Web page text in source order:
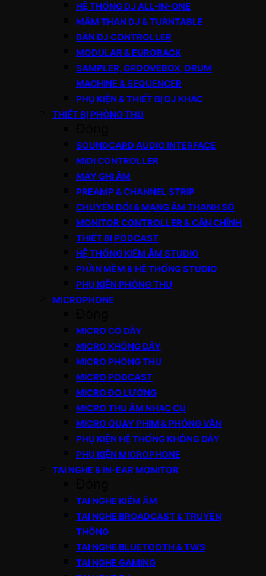
HỆ THỐNG DJ ALL-IN-ONE
MÂM THAN DJ & TURNTABLE
BÀN DJ CONTROLLER
MODULAR & EURORACK
SAMPLER, GROOVEBOX, DRUM
MACHINE & SEQUENCER
PHỤ KIỆN & THIẾT BỊ DJ KHÁC
THIẾT BỊ PHÒNG THU
SOUNDCARD AUDIO INTERFACE
MIDI CONTROLLER
MÁY GHI ÂM
PREAMP & CHANNEL STRIP
CHUYỂN ĐỔI & MẠNG ÂM THANH SỐ
MONITOR CONTROLLER & CÂN CHỈNH
THIẾT BỊ PODCAST
HỆ THỐNG KIỂM ÂM STUDIO
PHẦN MỀM & HỆ THỐNG STUDIO
PHỤ KIỆN PHÒNG THU
MICROPHONE
MICRO CÓ DÂY
MICRO KHÔNG DÂY
MICRO PHÒNG THU
MICRO PODCAST
MICRO ĐO LƯỜNG
MICRO THU ÂM NHẠC CỤ
MICRO QUAY PHIM & PHỎNG VẤN
PHỤ KIỆN HỆ THỐNG KHÔNG DÂY
PHỤ KIỆN MICROPHONE
TAI NGHE & IN-EAR MONITOR
TAI NGHE KIỂM ÂM
TAI NGHE BROADCAST & TRUYỀN
THÔNG
TAI NGHE BLUETOOTH & TWS
TAI NGHE GAMING